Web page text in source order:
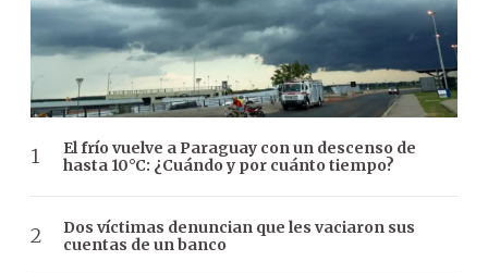
El frío vuelve a Paraguay con un descenso de
hasta 10°C: ¿Cuándo y por cuánto tiempo?
Dos víctimas denuncian que les vaciaron sus
cuentas de un banco